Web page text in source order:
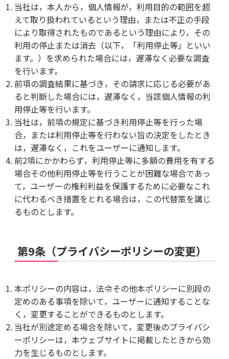
当社は，本人から，個人情報が，利用目的の範囲を超
えて取り扱われているという理由，または不正の手段
により取得されたものであるという理由により，その
利用の停止または消去（以下，「利用停止等」といい
ます。）を求められた場合には，遅滞なく必要な調査
を行います。
前項の調査結果に基づき，その請求に応じる必要があ
ると判断した場合には，遅滞なく，当該個人情報の利
用停止等を行います。
当社は，前項の規定に基づき利用停止等を行った場
合，または利用停止等を行わない旨の決定をしたとき
は，遅滞なく，これをユーザーに通知します。
前2項にかかわらず，利用停止等に多額の費用を有する
場合その他利用停止等を行うことが困難な場合であっ
て，ユーザーの権利利益を保護するために必要なこれ
に代わるべき措置をとれる場合は，この代替策を講じ
るものとします。
第9条（プライバシーポリシーの変更）
本ポリシーの内容は，法令その他本ポリシーに別段の
定めのある事項を除いて，ユーザーに通知することな
く，変更することができるものとします。
当社が別途定める場合を除いて，変更後のプライバシ
ーポリシーは，本ウェブサイトに掲載したときから効
力を生じるものとします。